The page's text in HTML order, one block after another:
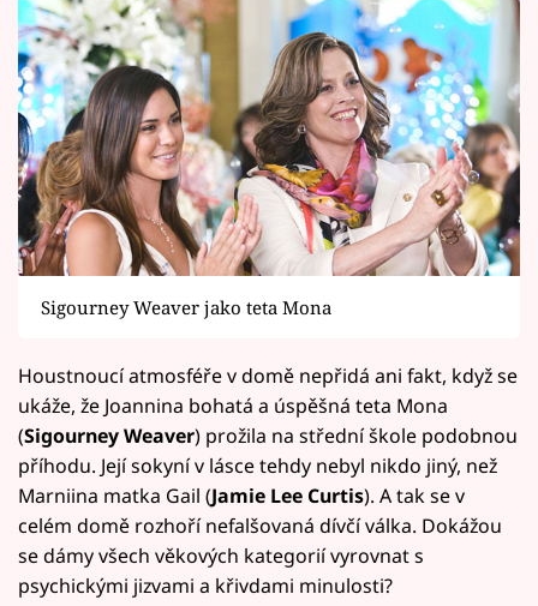
Sigourney Weaver jako teta Mona
Houstnoucí atmosféře v domě nepřidá ani fakt, když se
ukáže, že Joannina bohatá a úspěšná teta Mona
(Sigourney Weaver) prožila na střední škole podobnou
příhodu. Její sokyní v lásce tehdy nebyl nikdo jiný, než
Marniina matka Gail (Jamie Lee Curtis). A tak se v
celém domě rozhoří nefalšovaná dívčí válka. Dokážou
se dámy všech věkových kategorií vyrovnat s
psychickými jizvami a křivdami minulosti?